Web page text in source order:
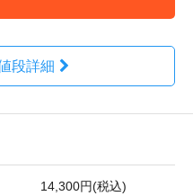
段詳細
14,300円(税込)